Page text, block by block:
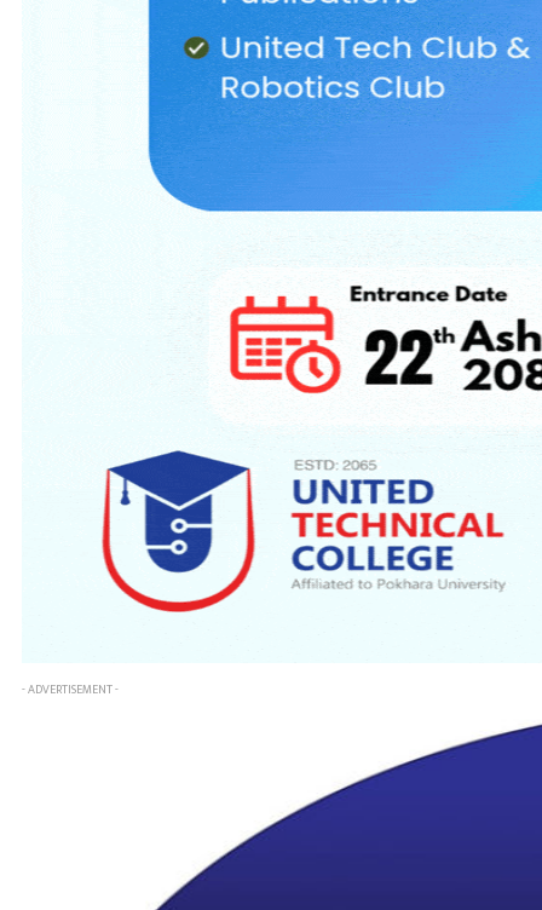
- ADVERTISEMENT -